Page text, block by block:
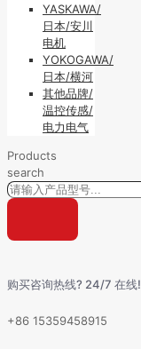
YASKAWA/
日本/安川
电机
YOKOGAWA/
日本/横河
其他品牌/
温控传感/
电力电气
Products
search
购买咨询热线? 24/7 在线!
+86 15359458915